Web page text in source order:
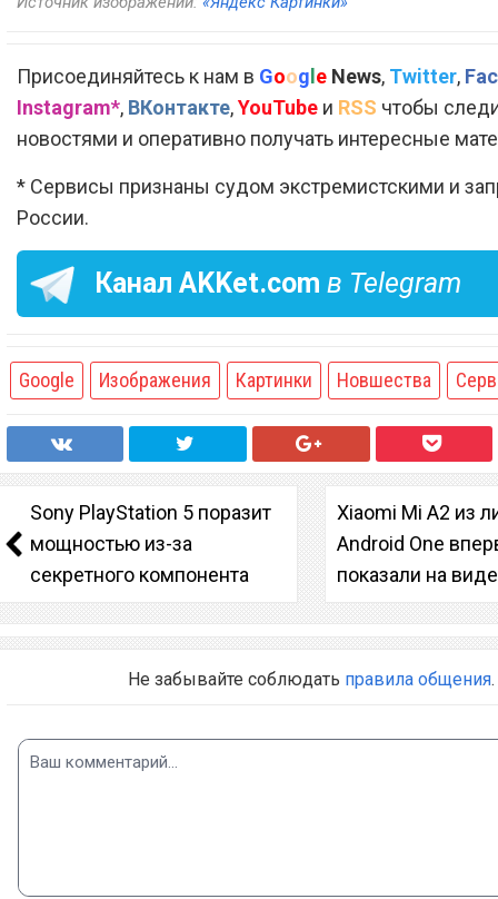
Присоединяйтесь к нам в Goog e News, Twitter,
Instagram*, ВКонтакте,YouTube и RSS чтобы
новостями и оперативно получать интересные
* Сервисы признаны судом экстремистскими и
России.
Канал AKKet.com в Telegram
Google Изображения Картинки Новшества
Sony PlayStation 5 поразит
мощностью из-за
секретного компонента
Xiaomi Mi A2 из
Android One
показали на
Не забывайте соблюдать правила общения.